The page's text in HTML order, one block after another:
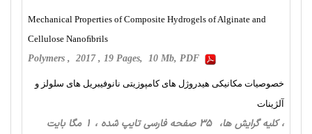
Mechanical Properties of Composite Hydrogels of Alginate and
Cellulose Nanoﬁbrils
Polymers , 2017 , 19 Pages, 10 Mb, PDF
خصوصیات مکانیکی هیدروژل های کامپوزیتی نانوفیبریل های سلولز و
آلژینات
، کلیه گرایش ها، 35 صفحه فارسی تایپ شده ، 1 مگا بایت